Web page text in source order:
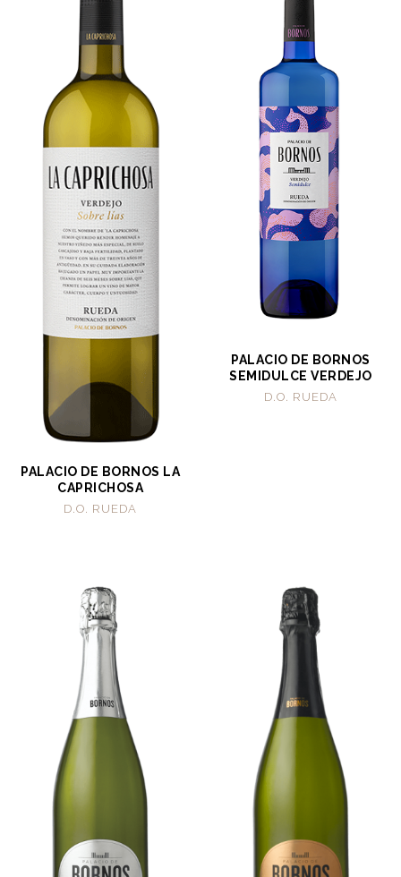
PALACIO DE BORNOS LA
CAPRICHOSA
D.O. RUEDA
PALACIO DE BORNOS
SEMIDULCE VERDEJO
D.O. RUEDA